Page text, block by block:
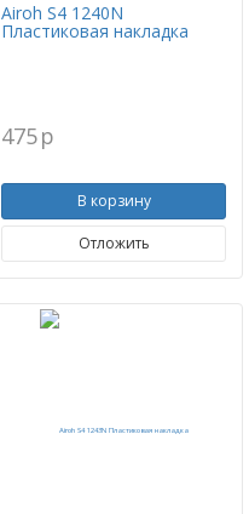
Airoh S4 1240N
Пластиковая накладка
475p
В корзину
Отложить